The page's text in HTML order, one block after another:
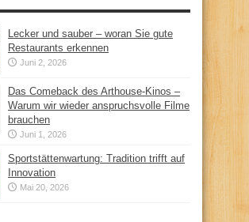
Lecker und sauber – woran Sie gute
Restaurants erkennen
Juni 2, 2026
Das Comeback des Arthouse-Kinos –
Warum wir wieder anspruchsvolle Filme
brauchen
Juni 1, 2026
Sportstättenwartung: Tradition trifft auf
Innovation
Mai 20, 2026